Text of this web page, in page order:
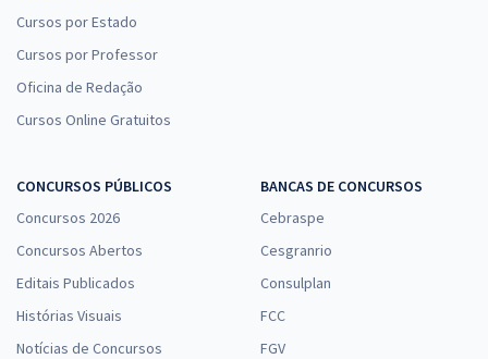
Cursos por Estado
Cursos por Professor
Oficina de Redação
Cursos Online Gratuitos
CONCURSOS PÚBLICOS
Concursos 2026
Concursos Abertos
Editais Publicados
Histórias Visuais
Notícias de Concursos
BANCAS DE CONCURSOS
Cebraspe
Cesgranrio
Consulplan
FCC
FGV